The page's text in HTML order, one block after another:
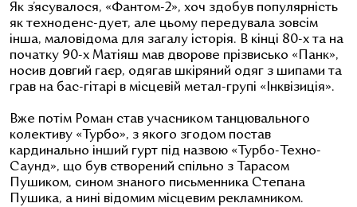
Як з’ясувалося, «Фантом-2», хоч здобув популярність
як техноденс-дует, але цьому передувала зовсім
інша, маловідома для загалу історія. В кінці 80-х та на
початку 90-х Матіяш мав дворове прізвисько «Панк»,
носив довгий гаєр, одягав шкіряний одяг з шипами та
грав на бас-гітарі в місцевій метал-групі «Інквізиція».
Вже потім Роман став учасником танцювального
колективу «Турбо», з якого згодом постав
кардинально інший гурт під назвою «Турбо-Техно-
Саунд», що був створений спільно з Тарасом
Пушиком, сином знаного письменника Степана
Пушика, а нині відомим місцевим рекламником.